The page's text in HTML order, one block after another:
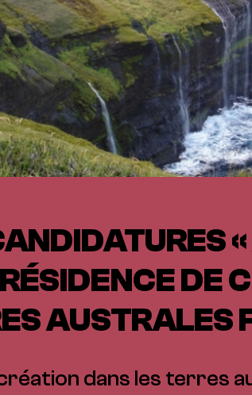
DE
AUSTRALES
dans les terres